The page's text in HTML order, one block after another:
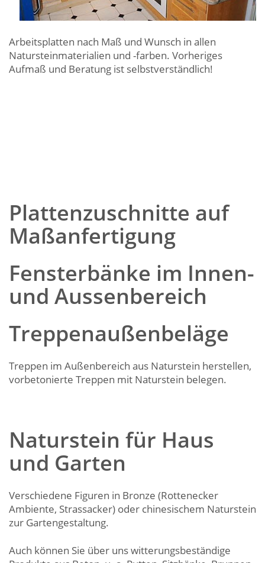
Arbeitsplatten nach Maß und Wunsch in allen
Natursteinmaterialien und -farben. Vorheriges
Aufmaß und Beratung ist selbstverständlich!
Plattenzuschnitte auf
Maßanfertigung
Fensterbänke im Innen-
und Aussenbereich
Treppenaußenbeläge
Treppen im Außenbereich aus Naturstein herstellen,
vorbetonierte Treppen mit Naturstein belegen.
Naturstein für Haus
und Garten
Verschiedene Figuren in Bronze (Rottenecker
Ambiente, Strassacker) oder chinesischem Naturstein
zur Gartengestaltung.
Auch können Sie über uns witterungsbeständige